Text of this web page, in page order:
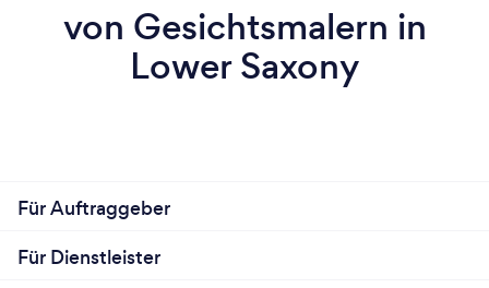
von Gesichtsmalern in
Lower Saxony
Für Auftraggeber
Für Dienstleister